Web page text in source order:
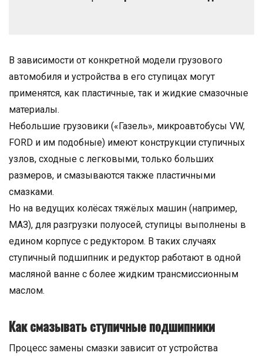
В зависимости от конкретной модели грузового
автомобиля и устройства в его ступицах могут
применятся, как пластичные, так и жидкие смазочные
материалы.
Небольшие грузовики («Газель», микроавтобусы VW,
FORD и им подобные) имеют конструкции ступичных
узлов, сходные с легковыми, только больших
размеров, и смазываются также пластичными
смазками.
Но на ведущих колёсах тяжёлых машин (например,
МАЗ), для разгрузки полуосей, ступицы выполнены в
едином корпусе с редуктором. В таких случаях
ступичный подшипник и редуктор работают в одной
масляной ванне с более жидким трансмиссионным
маслом.
Как смазывать ступичные подшипники
Процесс замены смазки зависит от устройства